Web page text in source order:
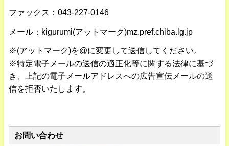
ファックス：043-227-0146
メール：kigurumi(アットマーク)mz.pref.chiba.lg.jp
※(アットマーク)を@に変更して送信してください。
※特定電子メールの送信の適正化等に関する法律に基づ
き、上記の電子メールアドレスへの広告宣伝メールの送
信を拒否いたします。
お問い合わせ